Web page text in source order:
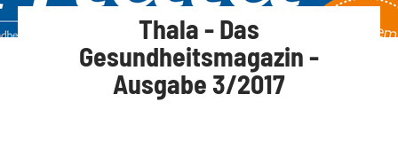
Thala - Das
Gesundheitsmagazin -
Ausgabe 3/2017